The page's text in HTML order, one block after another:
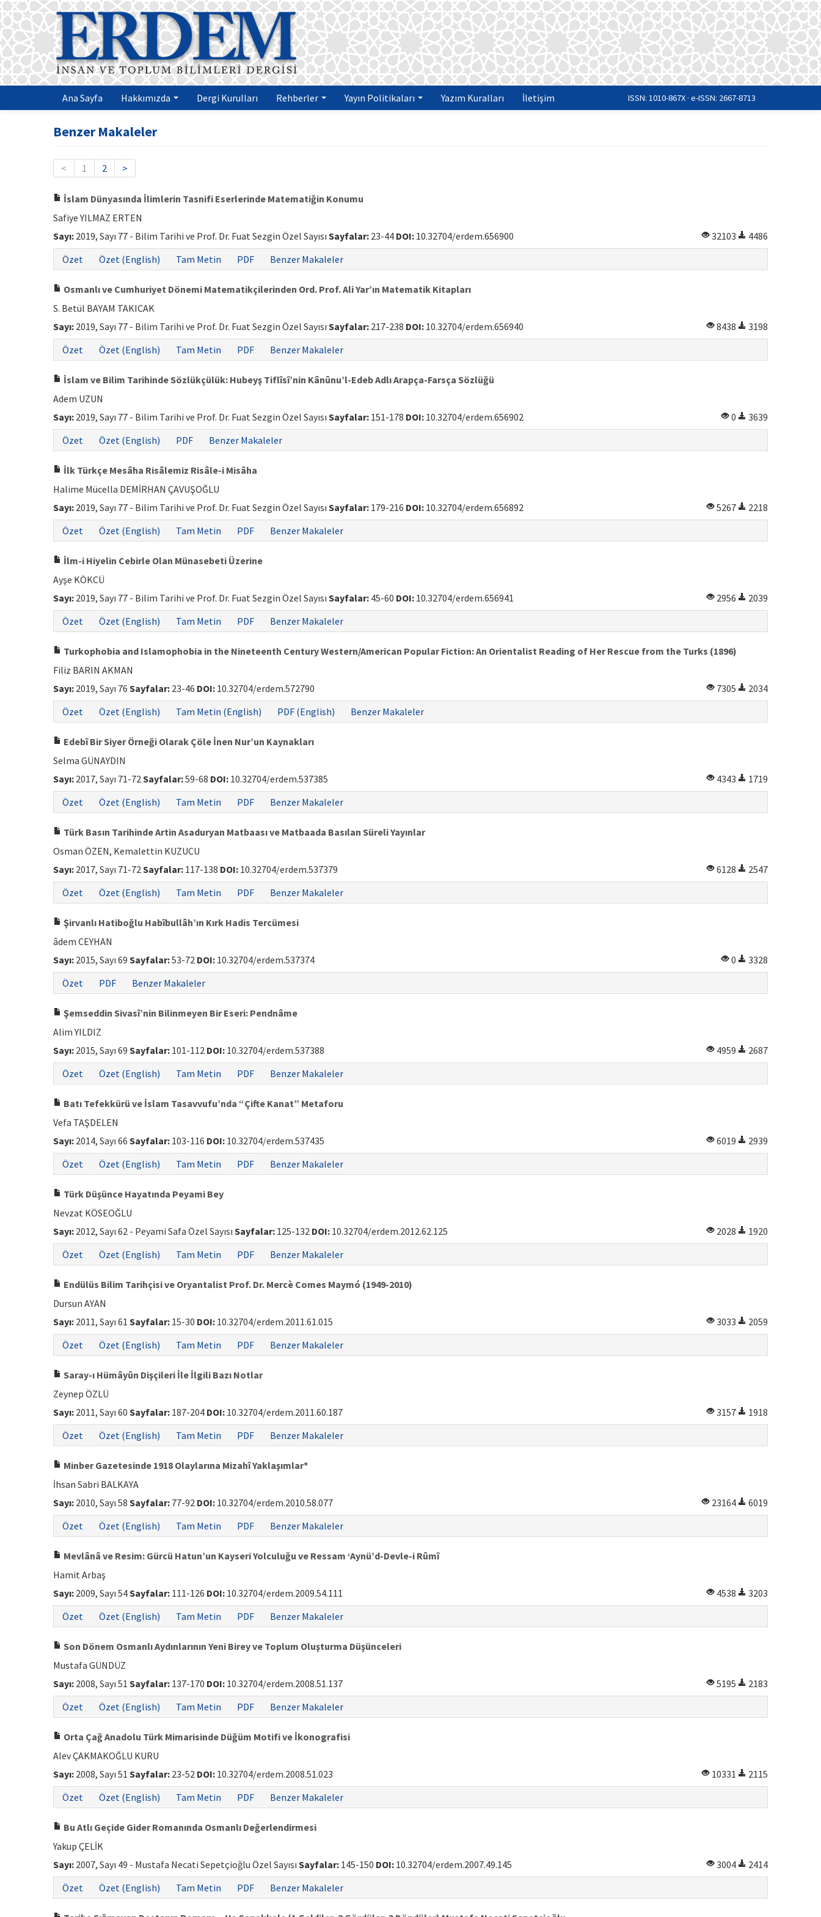
Ana Sayfa Hakkımızda Dergi Kurulları Rehberler Yayın Politikaları Yazım Kuralları İletişim ISSN: 1010-867X · e-ISSN: 2667-8713
Benzer Makaleler
< 1 2 >
İslam Dünyasında İlimlerin Tasnifi Eserlerinde Matematiğin Konumu
Safiye YILMAZ ERTEN
Sayı: 2019, Sayı 77 - Bilim Tarihi ve Prof. Dr. Fuat Sezgin Özel Sayısı Sayfalar: 23-44 DOI: 10.32704/erdem.656900 32103
4486
Özet
Özet (English) Tam Metin PDF Benzer Makaleler
Osmanlı ve Cumhuriyet Dönemi Matematikçilerinden Ord. Prof. Ali Yar’ın Matematik Kitapları
S. Betül BAYAM TAKICAK
Sayı: 2019, Sayı 77 - Bilim Tarihi ve Prof. Dr. Fuat Sezgin Özel Sayısı Sayfalar: 217-238 DOI: 10.32704/erdem.656940 8438
3198
Özet
Özet (English) Tam Metin PDF Benzer Makaleler
İslam ve Bilim Tarihinde Sözlükçülük: Hubeyş Tiflîsî’nin Kânûnu’l-Edeb Adlı Arapça-Farsça Sözlüğü
Adem UZUN
Sayı: 2019, Sayı 77 - Bilim Tarihi ve Prof. Dr. Fuat Sezgin Özel Sayısı Sayfalar: 151-178 DOI: 10.32704/erdem.656902 0
3639
Özet
Özet (English) PDF Benzer Makaleler
İlk Türkçe Mesâha Risâlemiz Risâle-i Misâha
Halime Mücella DEMİRHAN ÇAVUŞOĞLU
Sayı: 2019, Sayı 77 - Bilim Tarihi ve Prof. Dr. Fuat Sezgin Özel Sayısı Sayfalar: 179-216 DOI: 10.32704/erdem.656892 5267
2218
Özet
Özet (English) Tam Metin PDF Benzer Makaleler
İlm-i Hiyelin Cebirle Olan Münasebeti Üzerine
Ayşe KÖKCÜ
Sayı: 2019, Sayı 77 - Bilim Tarihi ve Prof. Dr. Fuat Sezgin Özel Sayısı Sayfalar: 45-60 DOI: 10.32704/erdem.656941 2956
2039
Özet
Özet (English) Tam Metin PDF Benzer Makaleler
Turkophobia and Islamophobia in the Nineteenth Century Western/American Popular Fiction: An Orientalist Reading of Her Rescue from the Turks (1896)
Filiz BARIN AKMAN
Sayı: 2019, Sayı 76 Sayfalar: 23-46 DOI: 10.32704/erdem.572790 7305
2034
Özet
Özet (English) Tam Metin (English) PDF (English) Benzer Makaleler
Edebî Bir Siyer Örneği Olarak Çöle İnen Nur’un Kaynakları
Selma GÜNAYDIN
Sayı: 2017, Sayı 71-72Sayfalar:59-68 DOI: 10.32704/erdem.537385 4343
1719
Özet
Özet (English) Tam Metin PDF Benzer Makaleler
Türk Basın Tarihinde Artin Asaduryan Matbaası ve Matbaada Basılan Süreli Yayınlar
Osman ÖZEN, Kemalettin KUZUCU
Sayı: 2017, Sayı 71-72Sayfalar: 117-138 DOI: 10.32704/erdem.537379 6128
2547
Özet
Özet (English) Tam Metin PDF Benzer Makaleler
Şirvanlı Hatiboğlu Habîbullâh’ın Kırk Hadis Tercümesi
âdem CEYHAN
Sayı: 2015, Sayı 69 Sayfalar:53-72 DOI: 10.32704/erdem.537374 0
3328
Özet
PDF Benzer Makaleler
Şemseddin Sivasî’nin Bilinmeyen Bir Eseri: Pendnâme
Alim YILDIZ
Sayı: 2015, Sayı 69 Sayfalar: 101-112 DOI: 10.32704/erdem.537388 4959
2687
Özet
Özet (English) Tam Metin PDF Benzer Makaleler
Batı Tefekkürü ve İslam Tasavvufu’nda “Çifte Kanat” Metaforu
Vefa TAŞDELEN
Sayı: 2014, Sayı 66 Sayfalar: 103-116 DOI: 10.32704/erdem.537435 6019
2939
Özet
Özet (English) Tam Metin PDF Benzer Makaleler
Türk Düşünce Hayatında Peyami Bey
Nevzat KÖSEOĞLU
Sayı: 2012, Sayı 62 - Peyami Safa Özel Sayısı Sayfalar: 125-132 DOI: 10.32704/erdem.2012.62.125 2028
1920
Özet
Özet (English) Tam Metin PDF Benzer Makaleler
Endülüs Bilim Tarihçisi ve Oryantalist Prof. Dr. Mercè Comes Maymó (1949-2010)
Dursun AYAN
Sayı: 2011, Sayı 61 Sayfalar: 15-30 DOI: 10.32704/erdem.2011.61.015 3033
2059
Özet
Özet (English) Tam Metin PDF Benzer Makaleler
Saray-ı Hümâyûn Dişçileri İle İlgili Bazı Notlar
Zeynep ÖZLÜ
Sayı: 2011, Sayı 60 Sayfalar: 187-204 DOI: 10.32704/erdem.2011.60.187 3157
1918
Özet
Özet (English) Tam Metin PDF Benzer Makaleler
Minber Gazetesinde 1918 Olaylarına Mizahî Yaklaşımlar*
İhsan Sabri BALKAYA
Sayı: 2010, Sayı 58 Sayfalar: 77-92 DOI: 10.32704/erdem.2010.58.077 23164
6019
Özet
Özet (English) Tam Metin PDF Benzer Makaleler
Mevlânâ ve Resim: Gürcü Hatun’un Kayseri Yolculuğu ve Ressam ‘Aynü’d-Devle-i Rûmî
Hamit Arbaş
Sayı: 2009, Sayı 54Sayfalar: 111-126 DOI: 10.32704/erdem.2009.54.111 4538
3203
Özet
Özet (English) Tam Metin PDF Benzer Makaleler
Son Dönem Osmanlı Aydınlarının Yeni Birey ve Toplum Oluşturma Düşünceleri
Mustafa GÜNDÜZ
Sayı: 2008, Sayı 51 Sayfalar: 137-170 DOI: 10.32704/erdem.2008.51.137 5195
2183
Özet
Özet (English) Tam Metin PDF Benzer Makaleler
Orta Çağ Anadolu Türk Mimarisinde Düğüm Motifi ve İkonografisi
Alev ÇAKMAKOĞLU KURU
Sayı: 2008, Sayı 51 Sayfalar: 23-52 DOI: 10.32704/erdem.2008.51.023 10331
2115
Özet
Özet (English) Tam Metin PDF Benzer Makaleler
Bu Atlı Geçide Gider Romanında Osmanlı Değerlendirmesi
Yakup ÇELİK
Sayı: 2007, Sayı 49 - Mustafa Necati Sepetçioğlu Özel Sayısı Sayfalar: 145-150 DOI: 10.32704/erdem.2007.49.145 3004
2414
Özet
Özet (English) Tam Metin PDF Benzer Makaleler